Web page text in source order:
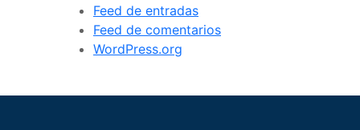
Feed de entradas
Feed de comentarios
WordPress.org